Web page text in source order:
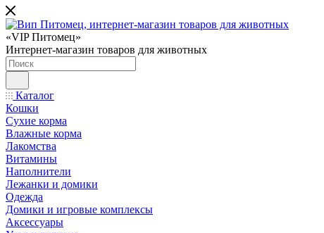
«VIP Питомец»
Интернет-магазин товаров для животных
Каталог
Кошки
Сухие корма
Влажные корма
Лакомства
Витамины
Наполнители
Лежанки и домики
Одежда
Домики и игровые комплексы
Аксессуары